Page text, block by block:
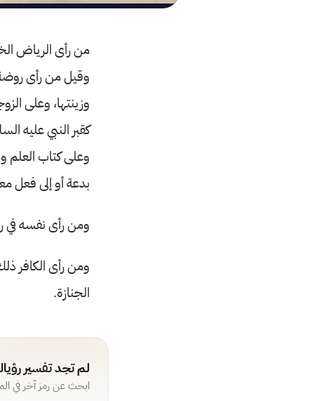
من رأى الرياض
وقيل من رأى
وزينتها، وعلى
كقبر النبي عليه
وعلى كتاب العلم
بدعة أو إلى فعل
ومن رأى نفسه في
ومن رأى الكافر
الجنازة.
لم تجد تفسير
ابحث عن رمز آخر في